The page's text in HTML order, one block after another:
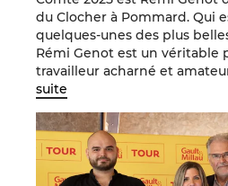
du Clocher à Pommard. Qui
quelques-unes des plus
Rémi Genot est un véritable
travailleur acharné et
suite